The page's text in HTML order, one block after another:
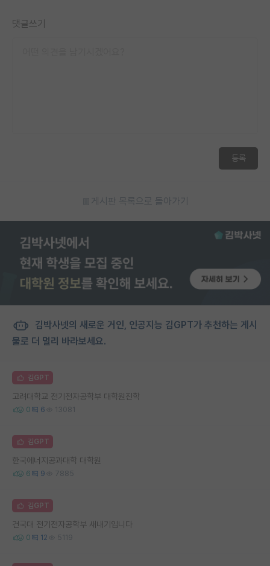
댓글쓰기
등록
게시판 목록으로 돌아가기
김박사넷의 새로운 거인, 인공지능 김GPT가 추천하는 게시
물로 더 멀리 바라보세요.
김GPT
고려대학교 전기전자공학부 대학원진학
0 6 13081
김GPT
한국에너지공과대학 대학원
6 9 7885
김GPT
건국대 전기전자공학부 새내기입니다
0 12 5119